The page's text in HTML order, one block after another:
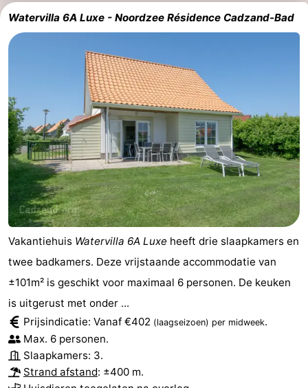
Watervilla 6A Luxe - Noordzee Résidence Cadzand-Bad
Vakantiehuis Watervilla 6A Luxe heeft drie slaapkamers en
twee badkamers. Deze vrijstaande accommodatie van
±101m² is geschikt voor maximaal 6 personen. De keuken
is uitgerust met onder ...
Prijsindicatie: Vanaf €402 (laagseizoen) per midweek.
Max. 6 personen.
Slaapkamers: 3.
Strand afstand: ±400 m.